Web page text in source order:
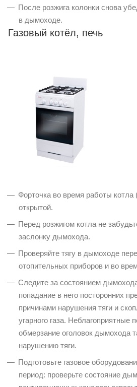
После розжига колонки снова
в дымоходе.
Газовый котёл, печь
Форточка во время работы
открытой.
Перед розжигом котла не
заслонку дымохода.
Проверяйте тягу в дымоходе
отопительных приборов и во
Следите за состоянием
попадание в него посторонних
причинами нарушения тяги и
угарного газа. Неблагоприятные
обмерзание оголовок дымохода
нарушению тяги.
Подготовьте газовое
период: проверьте состояние